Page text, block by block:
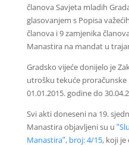
članova Savjeta mladih
glasovanjem s Popisa
članova i 9 zamjenika
Manastira na mandat u
Gradsko vijeće donijelo je
utrošku tekuće proračunske
01.01.2015. godine do
Svi akti doneseni na 19.
Manastira objavljeni su u
Manastiraʺ, broj: 4/15, koji